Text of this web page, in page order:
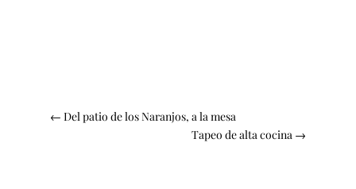
← Del patio de los Naranjos, a la mesa
Tapeo de alta cocina →